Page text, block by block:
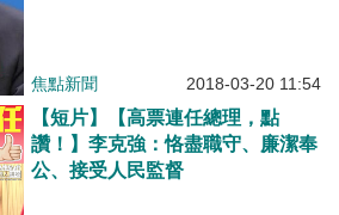
焦點新聞 2018-03-20 11:54
【短片】【高票連任總理，點
讚！】李克強：恪盡職守、廉潔奉
公、接受人民監督